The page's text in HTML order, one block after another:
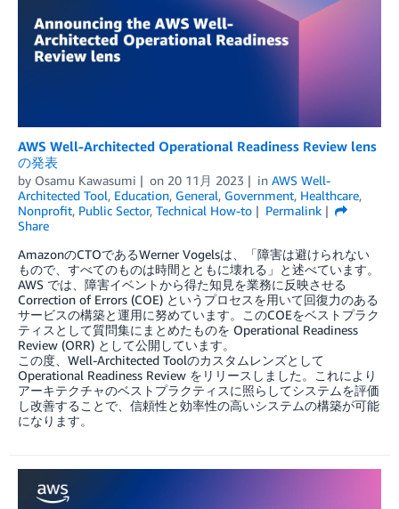
AWS Well-Architected Operational Readiness Review lens
の発表
by Osamu Kawasumi on 20 11月 2023 in AWS Well-
Architected Tool, Education, General, Government, Healthcare,
Nonprofit, Public Sector, Technical How-to
Permalink
Share
AmazonのCTOであるWerner Vogelsは、「障害は避けられない
もので、すべてのものは時間とともに壊れる」と述べています。
AWS では、障害イベントから得た知見を業務に反映させる
Correction of Errors (COE) というプロセスを用いて回復力のある
サービスの構築と運用に努めています。このCOEをベストプラク
ティスとして質問集にまとめたものを Operational Readiness
Review (ORR) として公開しています。
この度、Well-Architected Toolのカスタムレンズとして
Operational Readiness Review をリリースしました。これにより
アーキテクチャのベストプラクティスに照らしてシステムを評価
し改善することで、信頼性と効率性の高いシステムの構築が可能
になります。